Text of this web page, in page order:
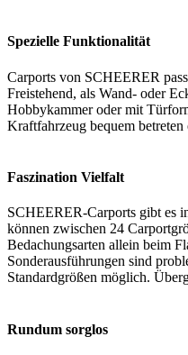
Spezielle Funktionalität
Carports von SCHEERER
Freistehend, als Wand- oder
Hobbykammer oder mit
Kraftfahrzeug bequem betreten
Faszination Vielfalt
SCHEERER-Carports gibt es
können zwischen 24
Bedachungsarten allein beim
Sonderausführungen sind
Standardgrößen möglich.
Rundum sorglos